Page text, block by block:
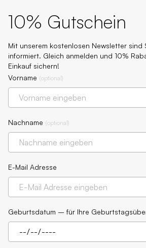
10% Gutschein
Mit unserem kostenlosen Newsletter sind
informiert. Gleich anmelden und 10%
Einkauf sichern!
Vorname (optional)
Nachname (optional)
E-Mail Adresse
Geburtsdatum – für Ihre